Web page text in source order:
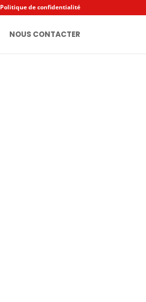
Politique de confidentialité
NOUS CONTACTER